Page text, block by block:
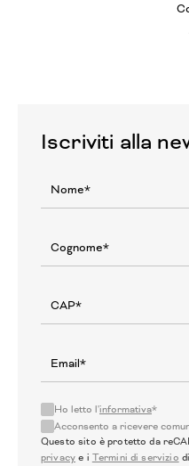
Iscriviti alla
Ho letto l'informativa*
Acconsento a ricevere
Questo sito è protetto da
privacy e i Termini di servizio